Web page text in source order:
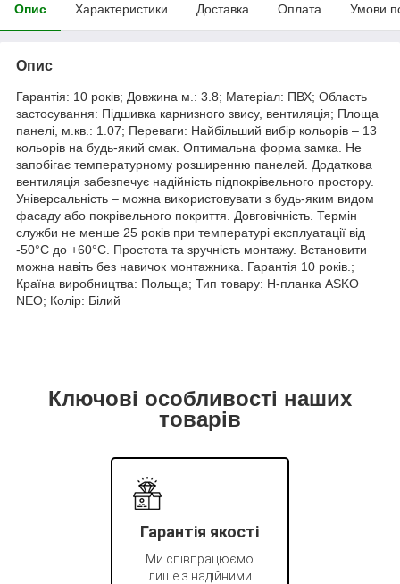
Опис Характеристики Доставка Оплата Умови
Опис
Гарантія: 10 років; Довжина м.: 3.8; Матеріал: ПВХ; Область
застосування: Підшивка карнизного звису, вентиляція; Площа
панелі, м.кв.: 1.07; Переваги: Найбільший вибір кольорів – 13
кольорів на будь-який смак. Оптимальна форма замка. Не
запобігає температурному розширенню панелей. Додаткова
вентиляція забезпечує надійність підпокрівельного простору.
Універсальність – можна використовувати з будь-яким видом
фасаду або покрівельного покриття. Довговічність. Термін
служби не менше 25 років при температурі експлуатації від
-50°С до +60°С. Простота та зручність монтажу. Встановити
можна навіть без навичок монтажника. Гарантія 10 років.;
Країна виробництва: Польща; Тип товару: Н-планка ASKO
NEO; Колір: Білий
Ключові особливості наших
товарів
Гарантія якості
Ми співпрацюємо
лише з надійними